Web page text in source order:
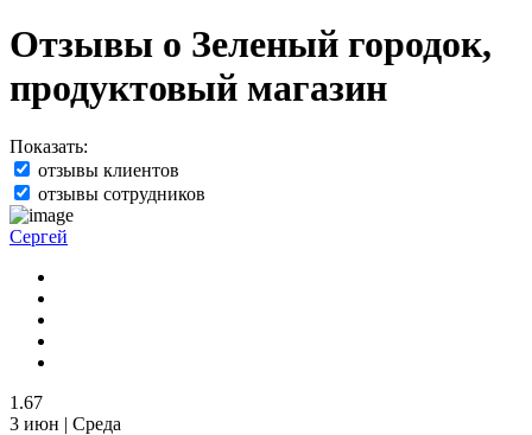
Отзывы о Зеленый городок,
продуктовый магазин
Показать:
отзывы клиентов
отзывы сотрудников
Сергей
1.67
3 июн | Среда